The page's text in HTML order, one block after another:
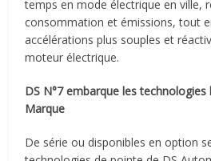
temps en mode électrique en ville,
consommation et émissions, tout
accélérations plus souples et
moteur électrique.
DS N°7 embarque les technologies
Marque
De série ou disponibles en option